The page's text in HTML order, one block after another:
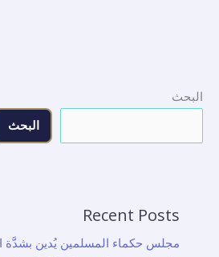
البحث
البحث
Recent Posts
مجلس حكماء المسلمين يُدين بشدَّة